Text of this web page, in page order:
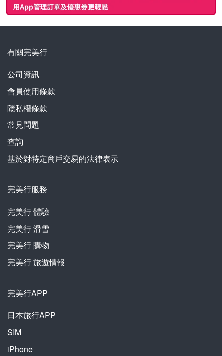
有關完美行
公司資訊
會員使用條款
隱私權條款
常見問題
查詢
基於對特定商戶交易的法律表示
完美行服務
完美行體驗
完美行滑雪
完美行購物
完美行旅遊情報
完美行APP
日本旅行APP
SIM
iPhone